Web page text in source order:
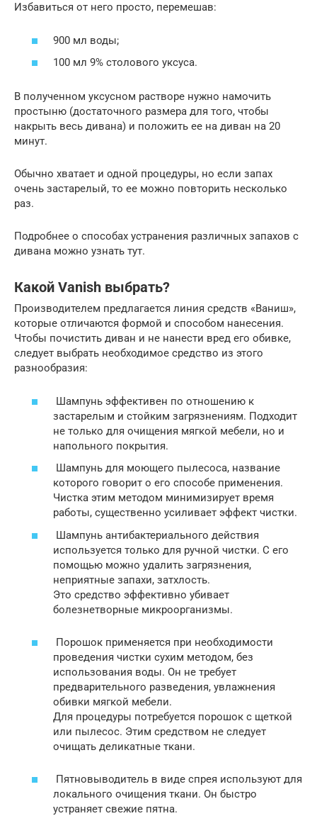
Избавиться от него просто, перемешав:
900 мл воды;
100 мл 9% столового уксуса.
В полученном уксусном растворе нужно намочить
простыню (достаточного размера для того, чтобы
накрыть весь дивана) и положить ее на диван на 20
минут.
Обычно хватает и одной процедуры, но если запах
очень застарелый, то ее можно повторить несколько
раз.
Подробнее о способах устранения различных запахов с
дивана можно узнать тут.
Какой Vanish выбрать?
Производителем предлагается линия средств «Ваниш»,
которые отличаются формой и способом нанесения.
Чтобы почистить диван и не нанести вред его обивке,
следует выбрать необходимое средство из этого
разнообразия:
Шампунь эффективен по отношению к
застарелым и стойким загрязнениям. Подходит
не только для очищения мягкой мебели, но и
напольного покрытия.
Шампунь для моющего пылесоса, название
которого говорит о его способе применения.
Чистка этим методом минимизирует время
работы, существенно усиливает эффект чистки.
Шампунь антибактериального действия
используется только для ручной чистки. С его
помощью можно удалить загрязнения,
неприятные запахи, затхлость.
Это средство эффективно убивает
болезнетворные микроорганизмы.
Порошок применяется при необходимости
проведения чистки сухим методом, без
использования воды. Он не требует
предварительного разведения, увлажнения
обивки мягкой мебели.
Для процедуры потребуется порошок с щеткой
или пылесос. Этим средством не следует
очищать деликатные ткани.
Пятновыводитель в виде спрея используют для
локального очищения ткани. Он быстро
устраняет свежие пятна.